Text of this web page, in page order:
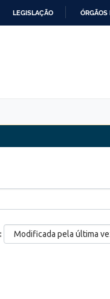
LEGISLAÇÃO ÓRGÃOS